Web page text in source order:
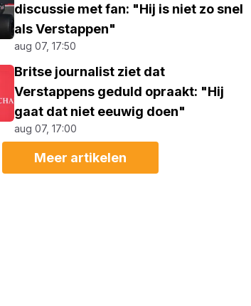
discussie met fan: "Hij is niet zo snel
als Verstappen"
aug 07, 17:50
Britse journalist ziet dat
Verstappens geduld opraakt: "Hij
gaat dat niet eeuwig doen"
aug 07, 17:00
Meer artikelen